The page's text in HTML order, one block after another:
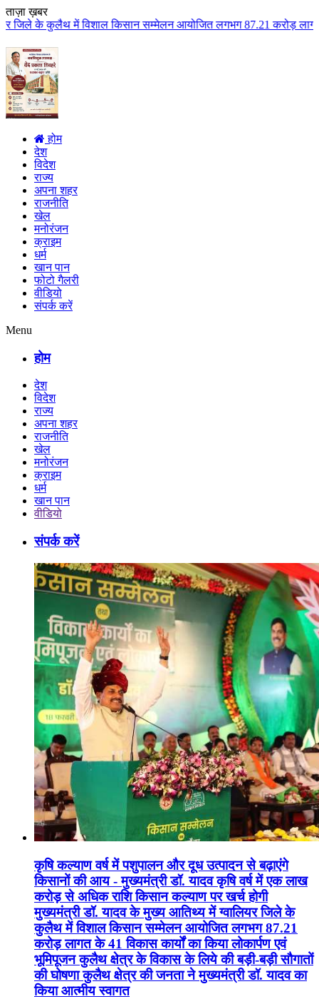
ताज़ा ख़बर
सम्मेलन आयोजित लगभग 87.21 करोड़ लागत के 41 विकास कार्यों
होम
देश
विदेश
राज्य
अपना शहर
राजनीति
खेल
मनोरंजन
क्राइम
धर्म
खान पान
फोटो गैलरी
वीडियो
संपर्क करें
Menu
होम
देश
विदेश
राज्य
अपना शहर
राजनीति
खेल
मनोरंजन
क्राइम
धर्म
खान पान
वीडियो
संपर्क करें
कृषि कल्याण वर्ष में पशुपालन और दूध उत्पादन से बढ़ाएंगे
किसानों की आय - मुख्यमंत्री डॉ. यादव कृषि वर्ष में एक लाख
करोड़ से अधिक राशि किसान कल्याण पर खर्च होगी
मुख्यमंत्री डॉ. यादव के मुख्य आतिथ्य में ग्वालियर जिले के
कुलैथ में विशाल किसान सम्मेलन आयोजित लगभग 87.21
करोड़ लागत के 41 विकास कार्यों का किया लोकार्पण एवं
भूमिपूजन कुलैथ क्षेत्र के विकास के लिये की बड़ी-बड़ी सौगातों
की घोषणा कुलैथ क्षेत्र की जनता ने मुख्यमंत्री डॉ. यादव का
किया आत्मीय स्वागत